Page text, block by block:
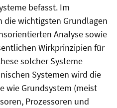
befasst. Im
die wichtigsten Grundlagen
Analyse sowie
Wirkprinzipien für
solcher Systeme
Systemen wird die
wie Grundsystem (meist
Prozessoren und